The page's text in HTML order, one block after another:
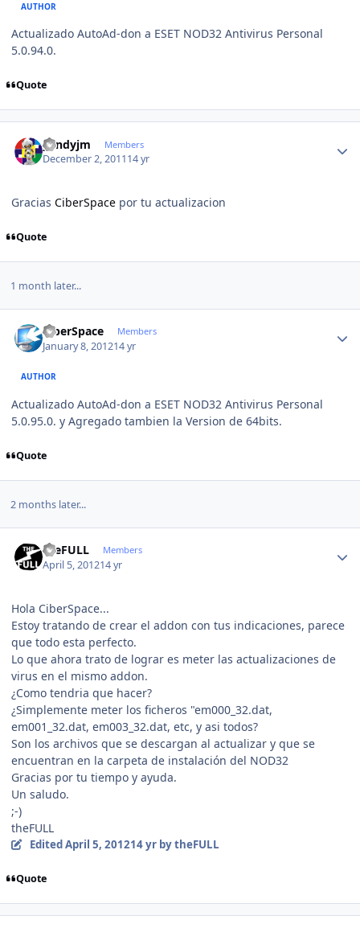
AUTHOR
Actualizado AutoAd-don a ESET NOD32 Antivirus Personal
5.0.94.0.
Quote
yendyjm Members
December 2, 201114 yr
Gracias CiberSpace por tu actualizacion
Quote
1 month later...
CiberSpace Members
January 8, 201214 yr
AUTHOR
Actualizado AutoAd-don a ESET NOD32 Antivirus Personal
5.0.95.0. y Agregado tambien la Version de 64bits.
Quote
2 months later...
theFULL Members
April 5, 201214 yr
Hola CiberSpace...
Estoy tratando de crear el addon con tus indicaciones, parece
que todo esta perfecto.
Lo que ahora trato de lograr es meter las actualizaciones de
virus en el mismo addon.
¿Como tendria que hacer?
¿Simplemente meter los ficheros "em000_32.dat,
em001_32.dat, em003_32.dat, etc, y asi todos?
Son los archivos que se descargan al actualizar y que se
encuentran en la carpeta de instalación del NOD32
Gracias por tu tiempo y ayuda.
Un saludo.
;-)
theFULL
EditedApril 5, 201214 yrby theFULL
Quote